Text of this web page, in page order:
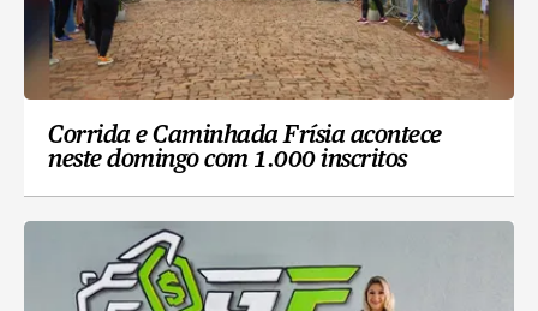
Corrida e Caminhada Frísia acontece
neste domingo com 1.000 inscritos